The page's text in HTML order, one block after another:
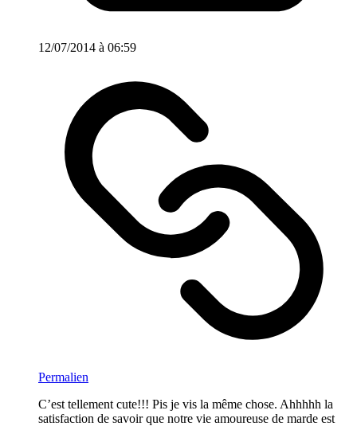
12/07/2014 à 06:59
Permalien
C’est tellement cute!!! Pis je vis la même chose. Ahhhhh la
satisfaction de savoir que notre vie amoureuse de marde est